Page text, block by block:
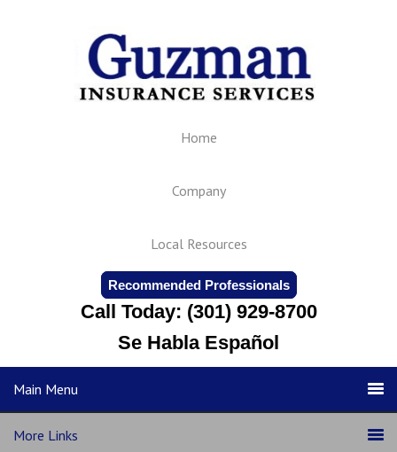
Home
Company
Local Resources
Recommended Professionals
Call Today: (301) 929-8700
Se Habla Español
Main Menu
More Links